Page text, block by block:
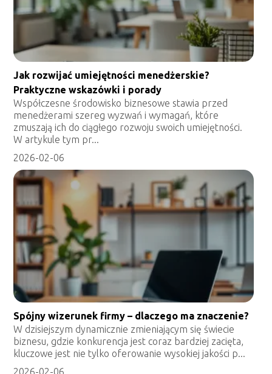
Jak rozwijać umiejętności menedżerskie?
Praktyczne wskazówki i porady
Współczesne środowisko biznesowe stawia przed
menedżerami szereg wyzwań i wymagań, które
zmuszają ich do ciągłego rozwoju swoich umiejętności.
W artykule tym pr...
2026-02-06
Spójny wizerunek firmy – dlaczego ma znaczenie?
W dzisiejszym dynamicznie zmieniającym się świecie
biznesu, gdzie konkurencja jest coraz bardziej zacięta,
kluczowe jest nie tylko oferowanie wysokiej jakości p...
2026-02-06